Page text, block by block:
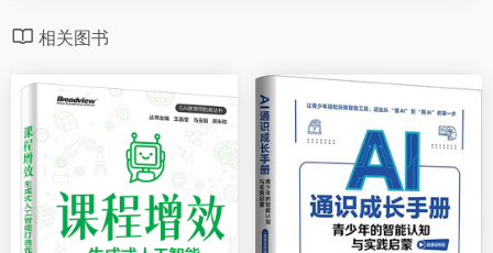
相关图书